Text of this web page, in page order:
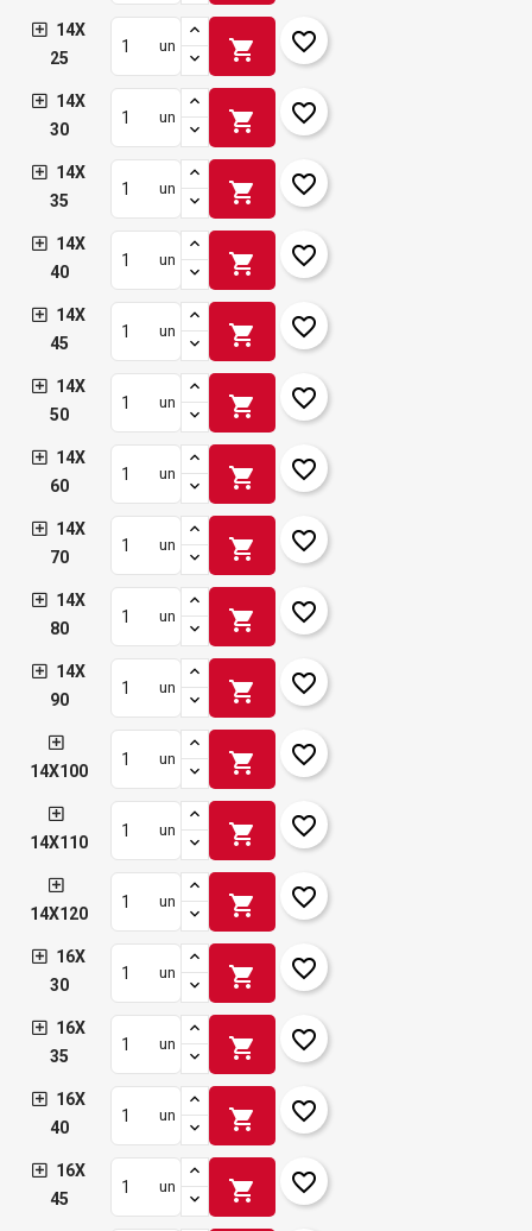
14X
25
un shopping_cart favorite_border
14X
30
un shopping_cart favorite_border
14X
35
un shopping_cart favorite_border
14X
40
un shopping_cart favorite_border
14X
45
un shopping_cart favorite_border
14X
50
un shopping_cart favorite_border
14X
60
un shopping_cart favorite_border
14X
70
un shopping_cart favorite_border
14X
80
un shopping_cart favorite_border
14X
90
un shopping_cart favorite_border
14X100
un shopping_cart favorite_border
14X110
un shopping_cart favorite_border
14X120
un shopping_cart favorite_border
16X
30
un shopping_cart favorite_border
16X
35
un shopping_cart favorite_border
16X
40
un shopping_cart favorite_border
16X
45
un shopping_cart favorite_border